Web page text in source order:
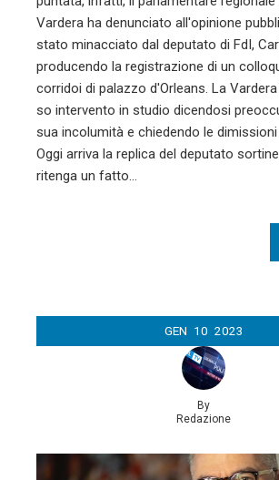
Vardera ha denunciato all'opinione
stato minacciato dal deputato di FdI,
producendo la registrazione di un
corridoi di palazzo d'Orleans. La
so intervento in studio dicendosi
sua incolumità e chiedendo le
Oggi arriva la replica del deputato
ritenga un fatto…
GEN 10 2023
By
Redazione